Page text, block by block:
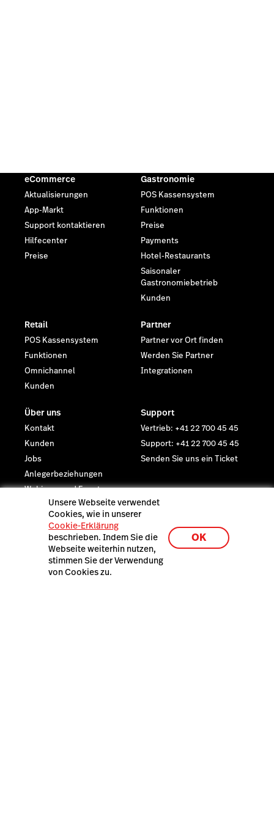
eCommerce
Aktualisierungen
App-Markt
Support kontaktieren
Hilfecenter
Preise
Gastronomie
POS Kassensystem
Funktionen
Preise
Payments
Hotel-Restaurants
Saisonaler
Gastronomiebetrieb
Kunden
Retail
POS Kassensystem
Funktionen
Omnichannel
Kunden
Partner
Partner vor Ort finden
Werden Sie Partner
Integrationen
Über uns
Kontakt
Kunden
Jobs
Anlegerbeziehungen
Webinare und Events
Newsroom
Rechtliches
Trust Center
Support
Vertrieb: +41 22 700 45 45
Support: +41 22 700 45 45
Senden Sie uns ein Ticket
Neueste Ressourcen
Businessplan Vorlage für
Unsere Webseite verwendet
Cookies, wie in unserer
Cookie-Erklärung
beschrieben. Indem Sie die
Webseite weiterhin nutzen,
stimmen Sie der Verwendung
von Cookies zu.
OK